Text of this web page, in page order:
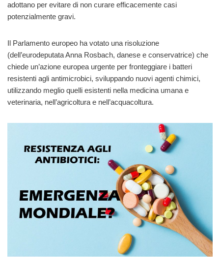
adottano per evitare di non curare efficacemente casi
potenzialmente gravi.
Il Parlamento europeo ha votato una risoluzione
(dell’eurodeputata Anna Rosbach, danese e conservatrice) che
chiede un’azione europea urgente per fronteggiare i batteri
resistenti agli antimicrobici, sviluppando nuovi agenti chimici,
utilizzando meglio quelli esistenti nella medicina umana e
veterinaria, nell’agricoltura e nell’acquacoltura.